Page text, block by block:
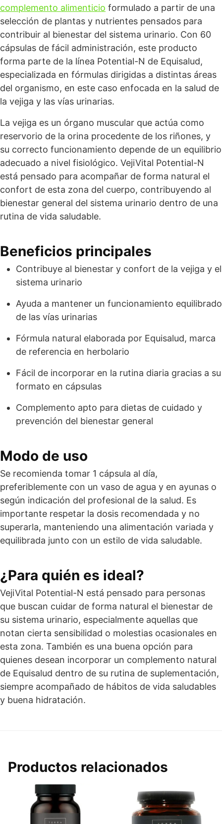
complemento alimenticio formulado a partir de una
selección de plantas y nutrientes pensados para
contribuir al bienestar del sistema urinario. Con 60
cápsulas de fácil administración, este producto
forma parte de la línea Potential-N de Equisalud,
especializada en fórmulas dirigidas a distintas áreas
del organismo, en este caso enfocada en la salud de
la vejiga y las vías urinarias.
La vejiga es un órgano muscular que actúa como
reservorio de la orina procedente de los riñones, y
su correcto funcionamiento depende de un equilibrio
adecuado a nivel fisiológico. VejiVital Potential-N
está pensado para acompañar de forma natural el
confort de esta zona del cuerpo, contribuyendo al
bienestar general del sistema urinario dentro de una
rutina de vida saludable.
Beneficios principales
Contribuye al bienestar y confort de la vejiga y el
sistema urinario
Ayuda a mantener un funcionamiento equilibrado
de las vías urinarias
Fórmula natural elaborada por Equisalud, marca
de referencia en herbolario
Fácil de incorporar en la rutina diaria gracias a su
formato en cápsulas
Complemento apto para dietas de cuidado y
prevención del bienestar general
Modo de uso
Se recomienda tomar 1 cápsula al día,
preferiblemente con un vaso de agua y en ayunas o
según indicación del profesional de la salud. Es
importante respetar la dosis recomendada y no
superarla, manteniendo una alimentación variada y
equilibrada junto con un estilo de vida saludable.
¿Para quién es ideal?
VejiVital Potential-N está pensado para personas
que buscan cuidar de forma natural el bienestar de
su sistema urinario, especialmente aquellas que
notan cierta sensibilidad o molestias ocasionales en
esta zona. También es una buena opción para
quienes desean incorporar un complemento natural
de Equisalud dentro de su rutina de suplementación,
siempre acompañado de hábitos de vida saludables
y buena hidratación.
Productos relacionados